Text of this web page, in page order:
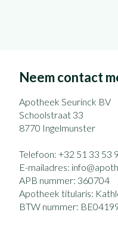
Neem contact
Apotheek Seurinck BV
Schoolstraat 33
8770 Ingelmunster
Telefoon: +32 51 33 53
E-mailadres: info@
APB nummer: 360704
Apotheek titularis:
BTW nummer: